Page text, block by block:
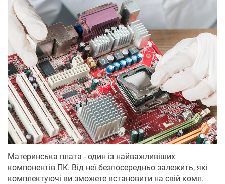
Материнська плата - один із найважливіших
компонентів ПК. Від неї безпосередньо залежить, які
комплектуючі ви зможете встановити на свій комп.